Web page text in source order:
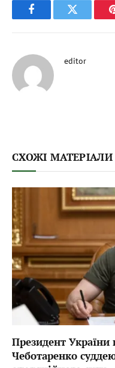
FacebookTwitter
editor
СХОЖІ МАТЕРІАЛИ
Президент
Чеботаренко